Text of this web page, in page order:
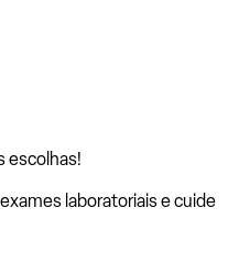
escolhas!
laboratoriais e cuide